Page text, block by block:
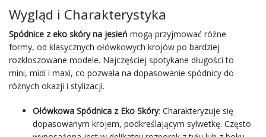
Wygląd i Charakterystyka
Spódnice z eko skóry na jesień mogą przyjmować różne
formy, od klasycznych ołówkowych krojów po bardziej
rozkloszowane modele. Najczęściej spotykane długości to
mini, midi i maxi, co pozwala na dopasowanie spódnicy do
różnych okazji i stylizacji.
Ołówkowa Spódnica z Eko Skóry: Charakteryzuje się
dopasowanym krojem, podkreślającym sylwetkę. Często